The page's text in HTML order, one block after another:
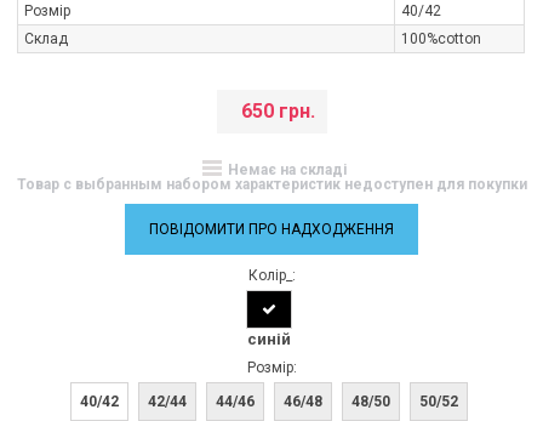
Розмір
40/42
Склад
100%cotton
650 грн.
Немає на складі
Товар с выбранным набором характеристик недоступен для покупки
ПОВІДОМИТИ ПРО НАДХОДЖЕННЯ
Колір_:
синій
Розмір:
40/42
42/44 44/46 46/48 48/50 50/52